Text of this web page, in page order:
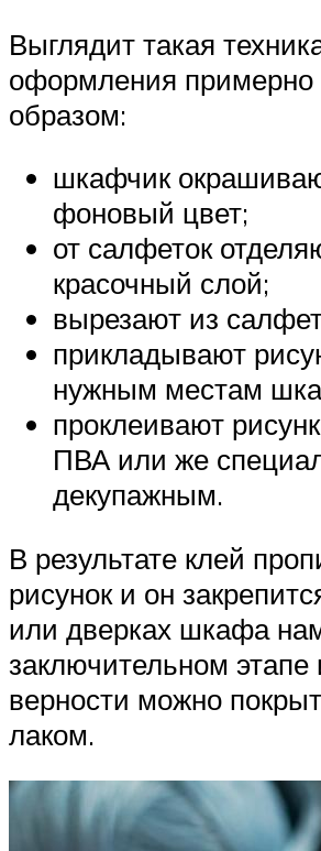
Выглядит такая
оформления
образом:
шкафчик
фоновый цвет;
от салфеток
красочный слой;
вырезают из
прикладывают
нужным местам
проклеивают
ПВА или же
декупажным.
В результате клей
рисунок и он
или дверках шкафа
заключительном этапе
верности можно
лаком.